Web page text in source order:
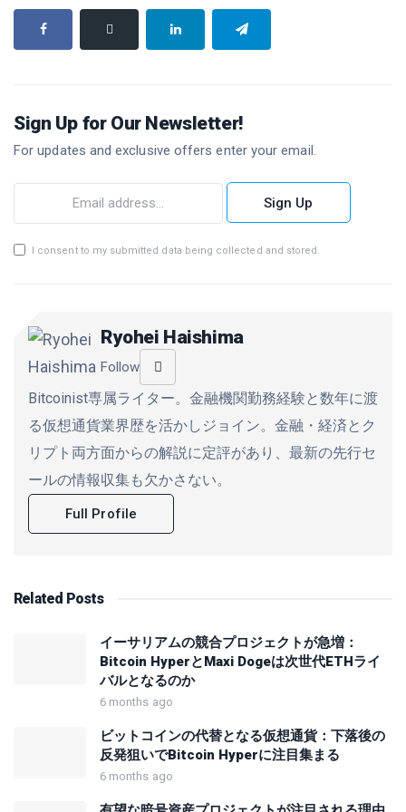
Sign Up for Our Newsletter!
For updates and exclusive offers enter your email.
Sign Up
I consent to my submitted data being collected and stored.
Ryohei Haishima
Follow
Bitcoinist専属ライター。金融機関勤務経験と数年に渡
る仮想通貨業界歴を活かしジョイン。金融・経済とク
リプト両方面からの解説に定評があり、最新の先行セ
ールの情報収集も欠かさない。
Full Profile
Related Posts
イーサリアムの競合プロジェクトが急増：
Bitcoin HyperとMaxi Dogeは次世代ETHライ
バルとなるのか
6 months ago
ビットコインの代替となる仮想通貨：下落後の
反発狙いでBitcoin Hyperに注目集まる
6 months ago